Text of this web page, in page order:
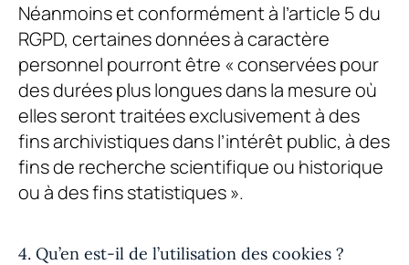
Néanmoins et conformément à l’article 5 du
RGPD, certaines données à caractère
personnel pourront être « conservées pour
des durées plus longues dans la mesure où
elles seront traitées exclusivement à des
fins archivistiques dans l’intérêt public, à des
fins de recherche scientifique ou historique
ou à des fins statistiques ».
4. Qu’en est-il de l’utilisation des cookies ?